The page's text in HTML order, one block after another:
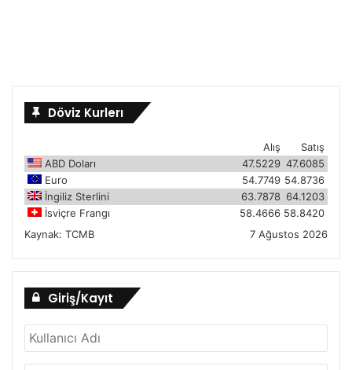
Döviz Kurlerı
Satış
Alış
ABD Doları
47.6085
47.5229
Euro
54.8736
54.7749
İngiliz Sterlini
64.1203
63.7878
İsviçre Frangı
58.8420
58.4666
Kaynak: TCMB 7 Ağustos 2026
Giriş/Kayıt